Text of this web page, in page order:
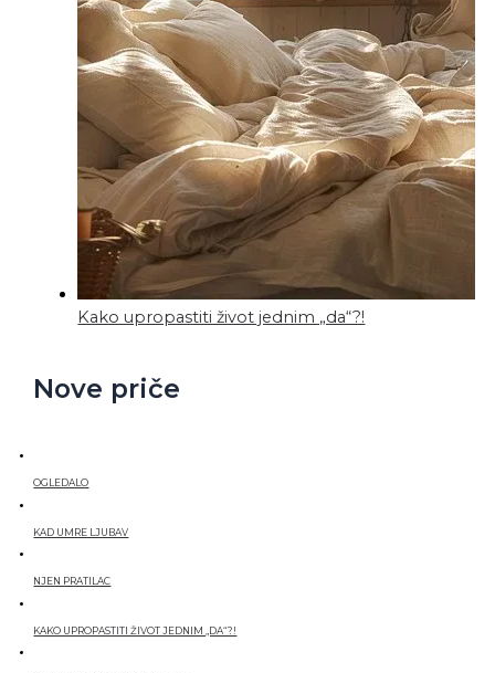
Kako upropastiti život jednim „da“?!
Nove priče
OGLEDALO
KAD UMRE LJUBAV
NJEN PRATILAC
KAKO UPROPASTITI ŽIVOT JEDNIM „DA“?!